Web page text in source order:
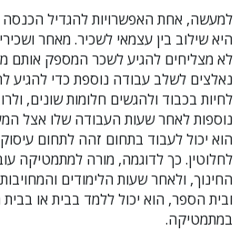
למעשה, אחת האפשרויות להגדיל הכנסה
היא שילוב בין עצמאי לשכיר. מאחר
לא מצליחים להגיע לשכר המספק אותם
נאלצים לשלב עבודה נוספת כדי
לחיות בכבוד ולהגשים חלומות שונים,
נוספות לאחר שעות העבודה שלו אצל
הוא יכול לעבוד בתחום זהה לתחום
לחלוטין. כך לדוגמה, מורה למתמטיקה
החינוך, ולאחר שעות הלימודים
ובית הספר, הוא יכול ללמד בבית או בבית
במתמטיקה.